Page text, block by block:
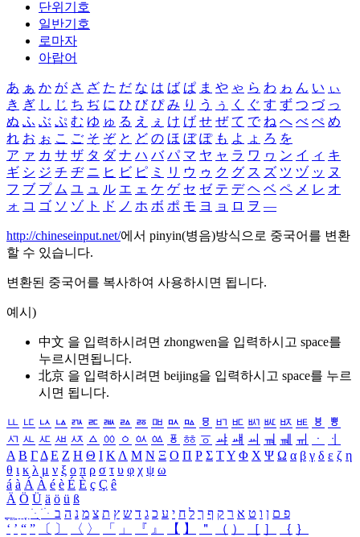
단위기호
일반기호
로마자
아랍어
あ ぁ か が さ ざ た だ な は ば ぱ ま や ゃ ら わ ゎ ん い ぃ
き ぎ し じ ち ぢ に ひ び ぴ み り う ぅ く ぐ す ず つ づ っ
ぬ ふ ぶ ぷ む ゆ ゅ る え ぇ け げ せ ぜ て で ね へ べ ぺ め
れ お ぉ こ ご そ ぞ と ど の ほ ぼ ぽ も よ ょ ろ を
ア ァ カ サ ザ タ ダ ナ ハ バ パ マ ヤ ャ ラ ワ ヮ ン イ ィ キ
ギ シ ジ チ ヂ ニ ヒ ビ ピ ミ リ ウ ゥ ク グ ス ズ ツ ヅ ッ ヌ
フ ブ プ ム ユ ュ ル エ ェ ケ ゲ セ ゼ テ デ ヘ ベ ペ メ レ オ
ォ コ ゴ ソ ゾ ト ド ノ ホ ボ ポ モ ヨ ョ ロ ヲ ―
http://chineseinput.net/에서 pinyin(병음)방식으로 중국어를 변환
할 수 있습니다.
변환된 중국어를 복사하여 사용하시면 됩니다.
예시)
中文 을 입력하시려면 zhongwen을 입력하시고 space를
누르시면됩니다.
北京 을 입력하시려면 beijing을 입력하시고 space를 누르
시면 됩니다.
ㅥ ㅦ ㅧ ㅨ ㅩ ㅪ ㅫ ㅬ ㅭ ㅮ ㅯ ㅰ ㅱ ㅲ ㅳ ㅴ ㅵ ㅶ ㅷ ㅸ
ㅹ
ㅺ ㅻ ㅼ ㅽ ㅾ ㅿ ㆀ ㆁ ㆂ ㆃ ㆄ ㆅ ㆆ ㆇ ㆈ ㆉ ㆊ ㆋ ㆌ ㆍ
ㆎ
Α Β ΓΔ Ε Ζ Η Θ Ι ΚΛ Μ Ν Ξ Ο Π Ρ Σ ΤΥ Φ Χ Ψ Ω α β γ δ ε ζ η
θ ι κ λ μ ν ξ ο π ρ σ τ υ φ χ ψ ω
á à Á À é è É È ç Ç ê
Ä Ö Ü ä ö ü ß
ִֶֹ ֻּ ׁׂ פ ם ן ו ט א ר ק ף ך ל ח י ע כ ג ד ש ץ ת צ מ נ ה ב
‘ ’ “ ” 〔 〕 〈 〉 「 」 『 』 【 】 ＂ （ ） ［ ］ ｛ ｝